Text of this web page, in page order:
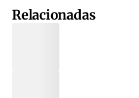
Relacionadas